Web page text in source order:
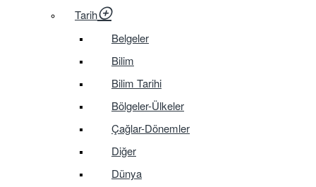
Tarih
Belgeler
Bilim
Bilim Tarihi
Bölgeler-Ülkeler
Çağlar-Dönemler
Diğer
Dünya